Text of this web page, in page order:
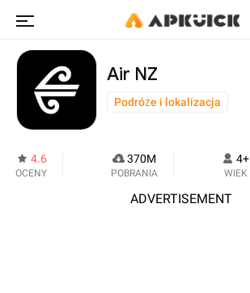
Air NZ
Podróże i lokalizacja
4.6
OCENY
370M
POBRANIA
4+
WIEK
ADVERTISEMENT